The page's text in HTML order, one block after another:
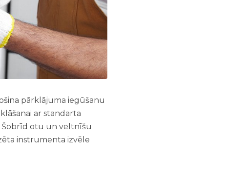
pārklājuma iegūšanu
ar standarta
Šobrīd otu un veltnīšu
instrumenta izvēle